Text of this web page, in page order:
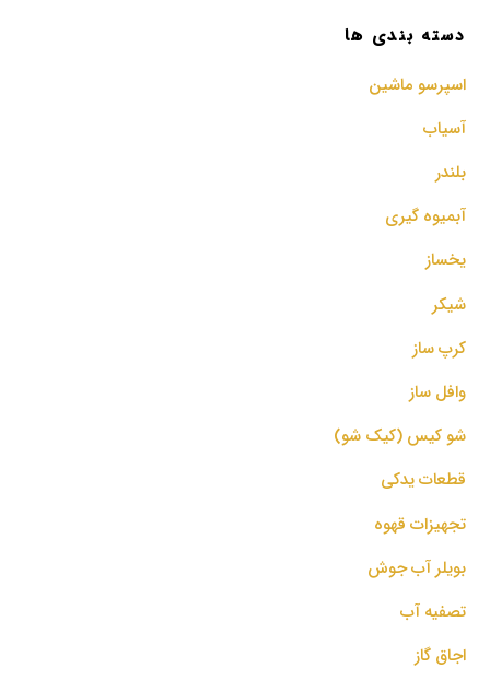
دسته بندی ها
اسپرسو‌ ماشین
آسیاب
بلندر
آبمیوه گیری
یخساز
شیکر
کرپ ساز
وافل ساز
شو کیس (کیک شو)
قطعات یدکی
تجهیزات قهوه
بویلر آب جوش
تصفیه آب
اجاق گاز